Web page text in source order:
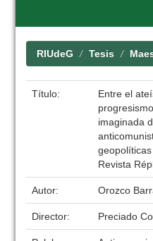
RIUdeG Tesis
Título:
Entre el
imaginada
Revista
Autor: Orozco
Director: Preciado